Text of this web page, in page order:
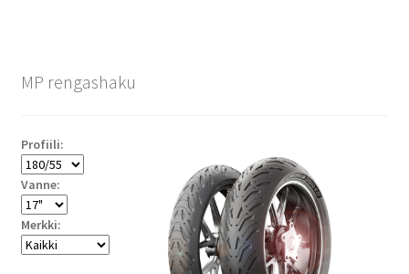
MP rengashaku
Profiili:
Vanne:
Merkki: